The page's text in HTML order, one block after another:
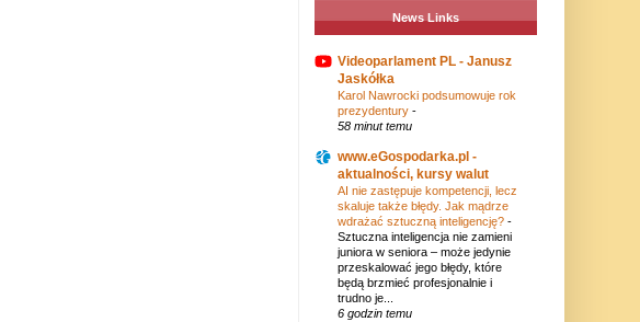
News Links
Videoparlament PL - Janusz
Jaskółka
Karol Nawrocki podsumowuje rok
prezydentury -
58 minut temu
www.eGospodarka.pl -
aktualności, kursy walut
AI nie zastępuje kompetencji, lecz
skaluje także błędy. Jak mądrze
wdrażać sztuczną inteligencję? -
Sztuczna inteligencja nie zamieni
juniora w seniora – może jedynie
przeskalować jego błędy, które
będą brzmieć profesjonalnie i
trudno je...
6 godzin temu